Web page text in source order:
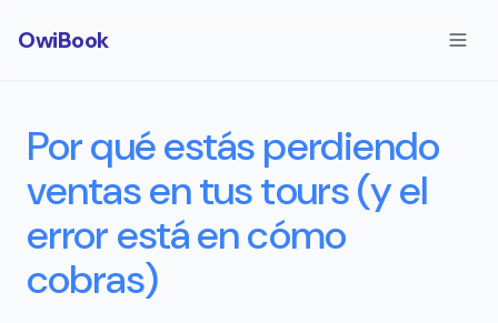
OwiBook
Por qué estás perdiendo
ventas en tus tours (y el
error está en cómo
cobras)